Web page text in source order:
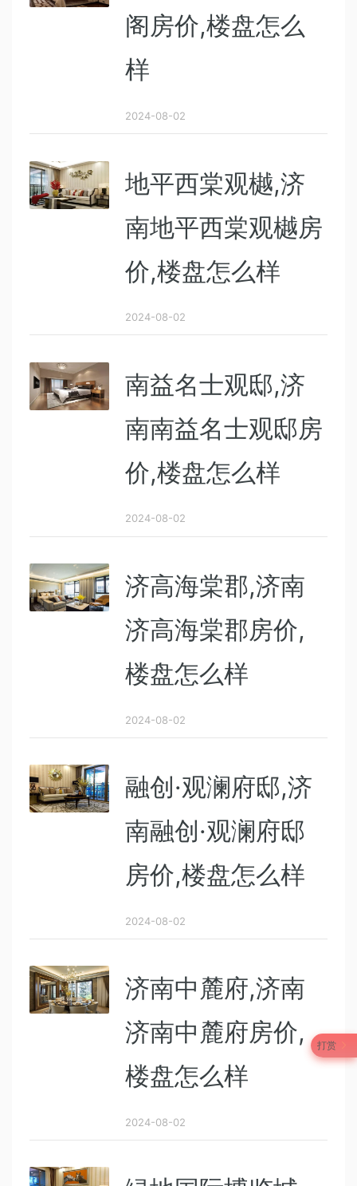
打赏
阁房价,楼盘怎么
样
2024-08-02
地平西棠观樾,济
南地平西棠观樾房
价,楼盘怎么样
2024-08-02
南益名士观邸,济
南南益名士观邸房
价,楼盘怎么样
2024-08-02
济高海棠郡,济南
济高海棠郡房价,
楼盘怎么样
2024-08-02
融创·观澜府邸,济
南融创·观澜府邸
房价,楼盘怎么样
2024-08-02
济南中麓府,济南
济南中麓府房价,
楼盘怎么样
2024-08-02